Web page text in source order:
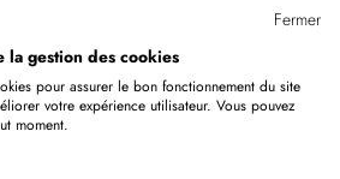
POIGNEESTous droits réservés.
Fermer
la gestion des cookies
pour assurer le bon fonctionnement du site
votre expérience utilisateur. Vous pouvez
moment.